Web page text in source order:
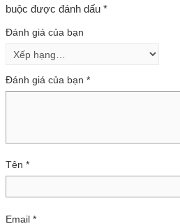
buộc được đánh dấu *
Đánh giá của bạn
Đánh giá của bạn *
Tên *
Email *